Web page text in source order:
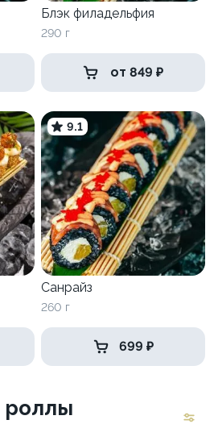
Блэк филадельфия
290 г
от 849 ₽
9.1
Санрайз
260 г
699 ₽
роллы